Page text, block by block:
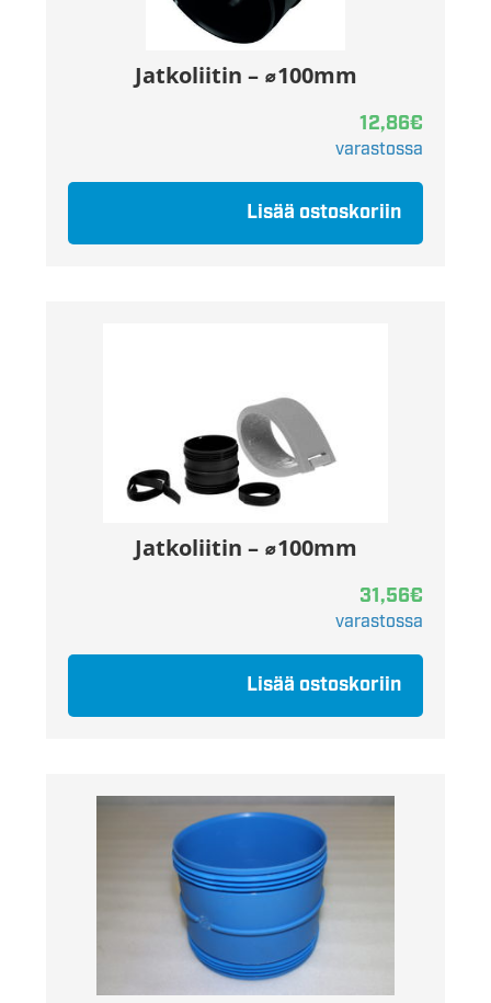
Jatkoliitin – ⌀100mm
12,86€
varastossa
Lisää ostoskoriin
Jatkoliitin – ⌀100mm
31,56€
varastossa
Lisää ostoskoriin